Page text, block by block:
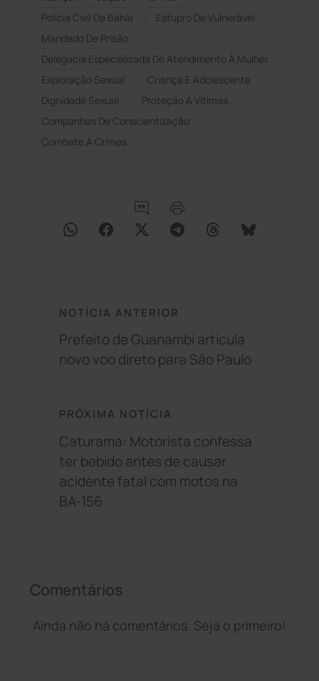
Polícia Civil Da Bahia
Estupro De Vulnerável
Mandado De Prisão
Delegacia Especializada De Atendimento À Mulher
Exploração Sexual
Criança E Adolescente
Dignidade Sexual
Proteção A Vítimas
Companhas De Conscientização
Combate A Crimes
NOTÍCIA ANTERIOR
Prefeito de Guanambi articula
novo voo direto para São Paulo
PRÓXIMA NOTÍCIA
Caturama: Motorista confessa
ter bebido antes de causar
acidente fatal com motos na
BA-156
Comentários
Ainda não há comentários. Seja o primeiro!